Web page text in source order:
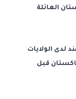
العائلة
لدى الولايات
قبل